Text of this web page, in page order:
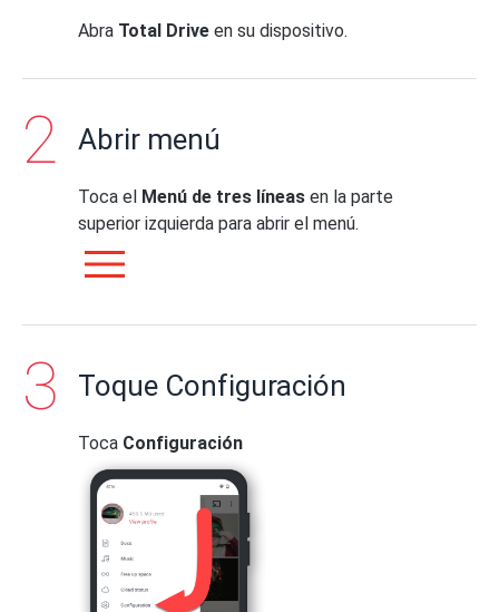
Abra Total Drive en su dispositivo.
Abrir menú
Toca el Menú de tres líneas en la parte
superior izquierda para abrir el menú.
Toque Configuración
Toca Configuración